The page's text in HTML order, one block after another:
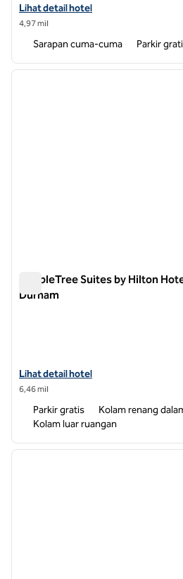
Lihat detail hotel untuk Homewood
Lihat detail hotel
4,97 mil
Sarapan cuma-cuma Parkir
1 dari 12
DoubleTree Suites by Hilton
Durham
Lihat perincian hotel untuk
Lihat detail hotel
6,46 mil
Parkir gratis
Kolam renang
Kolam luar ruangan
1 dari 12